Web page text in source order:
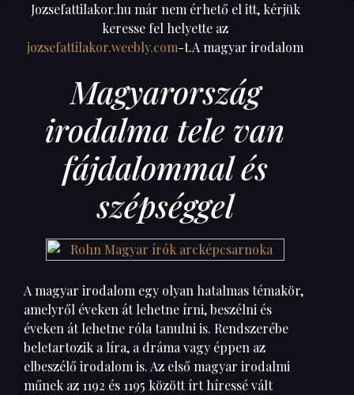
Jozsefattilakor.hu már nem érhető el itt, kérjük
keresse fel helyette az
jozsefattilakor.weebly.com-t.A magyar irodalom
Magyarország
irodalma tele van
fájdalommal és
szépséggel
A magyar irodalom egy olyan hatalmas témakör,
amelyről éveken át lehetne írni, beszélni és
éveken át lehetne róla tanulni is. Rendszerébe
beletartozik a líra, a dráma vagy éppen az
elbeszélő irodalom is. Az első magyar irodalmi
műnek az 1192 és 1195 között írt híressé vált